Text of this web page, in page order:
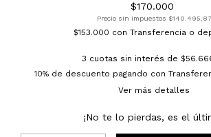
$170.000
Precio sin impuestos $140.495,87
$153.000 con Transferencia o
3 cuotas sin interés de
10% de descuento pagando con
Ver más detalles
¡No te lo pierdas, es el